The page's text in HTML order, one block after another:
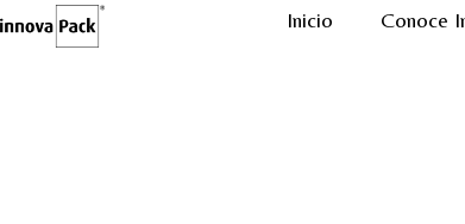
Inicio Conoce